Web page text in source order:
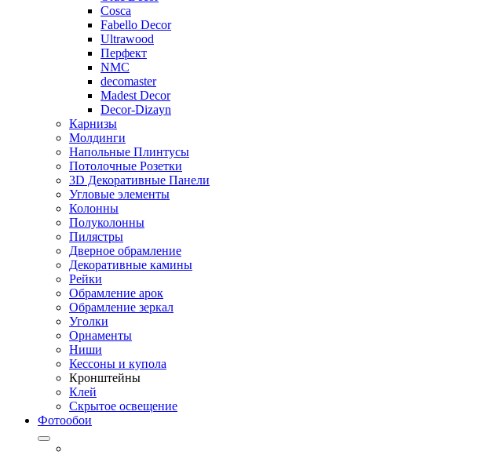
Cosca
Fabello Decor
Ultrawood
Перфект
NMC
decomaster
Madest Decor
Decor-Dizayn
Карнизы
Молдинги
Напольные Плинтусы
Потолочные Розетки
3D Декоративные Панели
Угловые элементы
Колонны
Полуколонны
Пилястры
Дверное обрамление
Декоративные камины
Рейки
Обрамление арок
Обрамление зеркал
Уголки
Орнаменты
Ниши
Кессоны и купола
Кронштейны
Клей
Скрытое освещение
Фотообои